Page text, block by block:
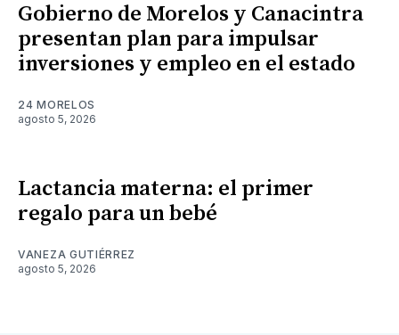
Gobierno de Morelos y Canacintra
presentan plan para impulsar
inversiones y empleo en el estado
24 MORELOS
agosto 5, 2026
Lactancia materna: el primer
regalo para un bebé
VANEZA GUTIÉRREZ
agosto 5, 2026